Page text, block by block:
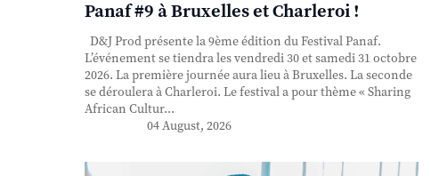
Panaf #9 à Bruxelles et Charleroi !
D&J Prod présente la 9ème édition du Festival Panaf.
L’événement se tiendra les vendredi 30 et samedi 31 octobre
2026. La première journée aura lieu à Bruxelles. La seconde
se déroulera à Charleroi. Le festival a pour thème « Sharing
African Cultur...
04 August, 2026